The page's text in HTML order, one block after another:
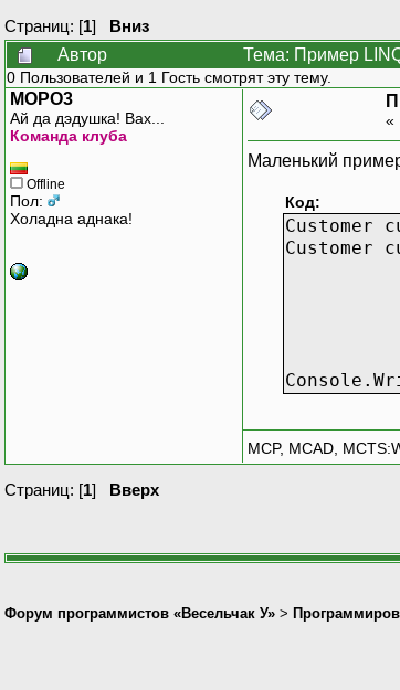
Страниц: [1] Вниз
Автор
Тема: Пример
0 Пользователей и 1 Гость смотрят эту тему.
MOPO3
Ай да дэдушка! Вах...
Команда клуба
Offline
Пол:
Холадна аднака!
«
Маленький
Код:
Customer
Customer
from
where
MCP, MCAD,
Страниц: [1] Вверх
Форум программистов «Весельчак У» >